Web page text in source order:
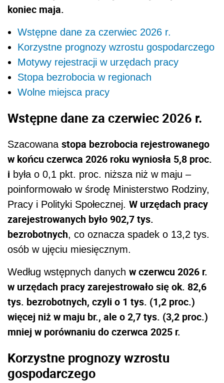
koniec maja.
Wstępne dane za czerwiec 2026 r.
Korzystne prognozy wzrostu gospodarczego
Motywy rejestracji w urzędach pracy
Stopa bezrobocia w regionach
Wolne miejsca pracy
Wstępne dane za czerwiec 2026 r.
Szacowana stopa bezrobocia rejestrowanego
w końcu czerwca 2026 roku wyniosła 5,8 proc.
i była o 0,1 pkt. proc. niższa niż w maju –
poinformowało w środę Ministerstwo Rodziny,
Pracy i Polityki Społecznej. W urzędach pracy
zarejestrowanych było 902,7 tys.
bezrobotnych, co oznacza spadek o 13,2 tys.
osób w ujęciu miesięcznym.
Według wstępnych danych w czerwcu 2026 r.
w urzędach pracy zarejestrowało się ok. 82,6
tys. bezrobotnych, czyli o 1 tys. (1,2 proc.)
więcej niż w maju br., ale o 2,7 tys. (3,2 proc.)
mniej w porównaniu do czerwca 2025 r.
Korzystne prognozy wzrostu
gospodarczego